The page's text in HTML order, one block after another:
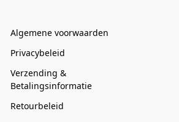
Algemene voorwaarden
Privacybeleid
Verzending &
Betalingsinformatie
Retourbeleid